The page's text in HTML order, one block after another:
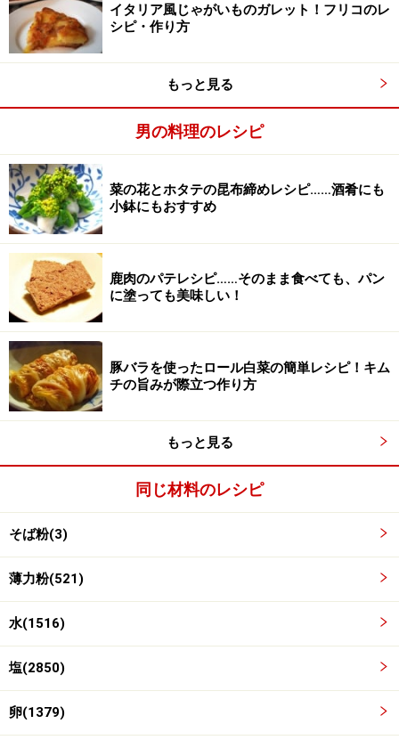
3
冷蔵庫で一晩おく。
生地を漉し器やざるで漉してダマを取り除き、そのまま
冷蔵庫で一晩おく。
4
フライパンを中火にかけ、生地を広げる。
溶かしたバターを薄くひいたフライパンを中火にかけ、
イタリア風じゃがいものガレット！フリコのレ
シピ・作り方
もっと見る
男の料理のレシピ
菜の花とホタテの昆布締めレシピ……酒肴にも
小鉢にもおすすめ
鹿肉のパテレシピ……そのまま食べても、パン
に塗っても美味しい！
豚バラを使ったロール白菜の簡単レシピ！キム
チの旨みが際立つ作り方
もっと見る
同じ材料のレシピ
そば粉(3)
薄力粉(521)
水(1516)
塩(2850)
卵(1379)